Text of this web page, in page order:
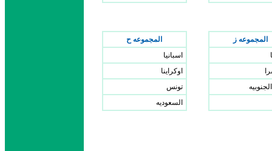
المجموعه ح
اسبانيا
اوكراينا
تونس
السعوديه
المجموعه ز